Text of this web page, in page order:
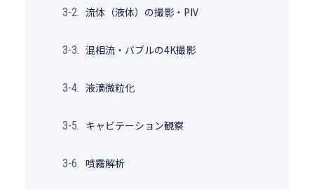
3-2. 流体（液体）の撮影・PIV
3-3. 混相流・バブルの4K撮影
3-4. 液滴微粒化
3-5. キャビテーション観察
3-6. 噴霧解析